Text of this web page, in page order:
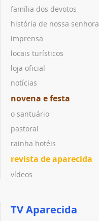
família dos devotos
história de nossa senhora
imprensa
locais turísticos
loja oficial
notícias
novena e festa
o santuário
pastoral
rainha hotéis
revista de aparecida
vídeos
TV Aparecida